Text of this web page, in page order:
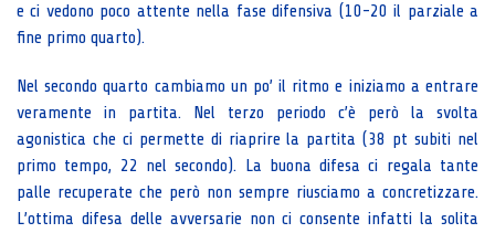
e ci vedono poco attente nella fase difensiva (10-20 il parziale a
fine primo quarto).
Nel secondo quarto cambiamo un po’ il ritmo e iniziamo a entrare
veramente in partita. Nel terzo periodo c’è però la svolta
agonistica che ci permette di riaprire la partita (38 pt subiti nel
primo tempo, 22 nel secondo). La buona difesa ci regala tante
palle recuperate che però non sempre riusciamo a concretizzare.
L’ottima difesa delle avversarie non ci consente infatti la solita